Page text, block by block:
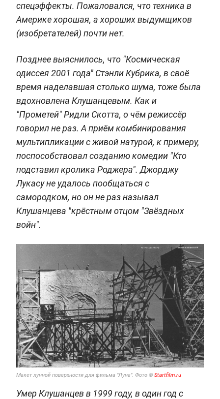
спецэффекты. Пожаловался, что техника в
Америке хорошая, а хороших выдумщиков
(изобретателей) почти нет.
Позднее выяснилось, что "Космическая
одиссея 2001 года" Стэнли Кубрика, в своё
время наделавшая столько шума, тоже была
вдохновлена Клушанцевым. Как и
"Прометей" Ридли Скотта, о чём режиссёр
говорил не раз. А приём комбинирования
мультипликации с живой натурой, к примеру,
поспособствовал созданию комедии "Кто
подставил кролика Роджера". Джорджу
Лукасу не удалось пообщаться с
самородком, но он не раз называл
Клушанцева "крёстным отцом "Звёздных
войн".
Макет лунной поверхности для фильма "Луна". Фото © Startfilm.ru
Умер Клушанцев в 1999 году, в один год с